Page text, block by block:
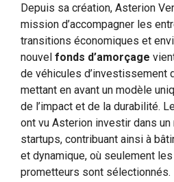
Depuis sa création, Asterion
mission d’accompagner les
transitions économiques et
nouvel fonds d’amorçage
de véhicules d’investissement
mettant en avant un modèle
de l’impact et de la durabilité.
ont vu Asterion investir dans
startups, contribuant ainsi à
et dynamique, où seulement
prometteurs sont sélectionnés.